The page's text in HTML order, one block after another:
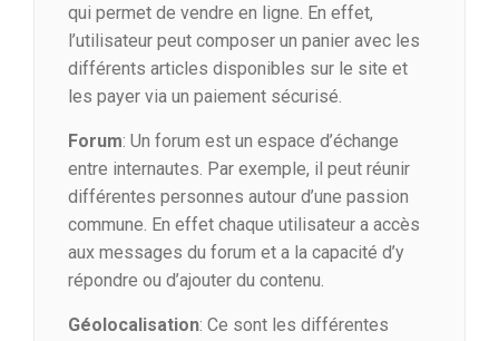
qui permet de vendre en ligne. En effet,
l’utilisateur peut composer un panier avec les
différents articles disponibles sur le site et
les payer via un paiement sécurisé.
Forum: Un forum est un espace d’échange
entre internautes. Par exemple, il peut réunir
différentes personnes autour d’une passion
commune. En effet chaque utilisateur a accès
aux messages du forum et a la capacité d’y
répondre ou d’ajouter du contenu.
Géolocalisation: Ce sont les différentes